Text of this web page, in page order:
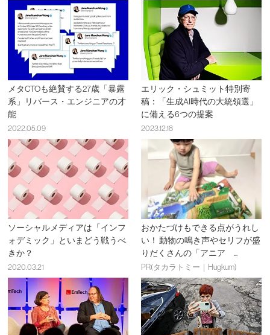
メタCTOも絶賛する27歳「暴露
系」リバース・エンジニアの才
能
2022.05.09
エリック・シュミット特別寄
稿：「生成AI時代の大統領選」
に備える6つの提案
2023.12.18
ソーシャルメディアは「インフ
ォデミック」といまどう戦うべ
きか？
2020.03.21
おかたづけもできる点がうれし
い！ 動物の鳴き声やセリフが盛
りだくさんの「アニア ...
PR(タカラトミー｜Hugkum)